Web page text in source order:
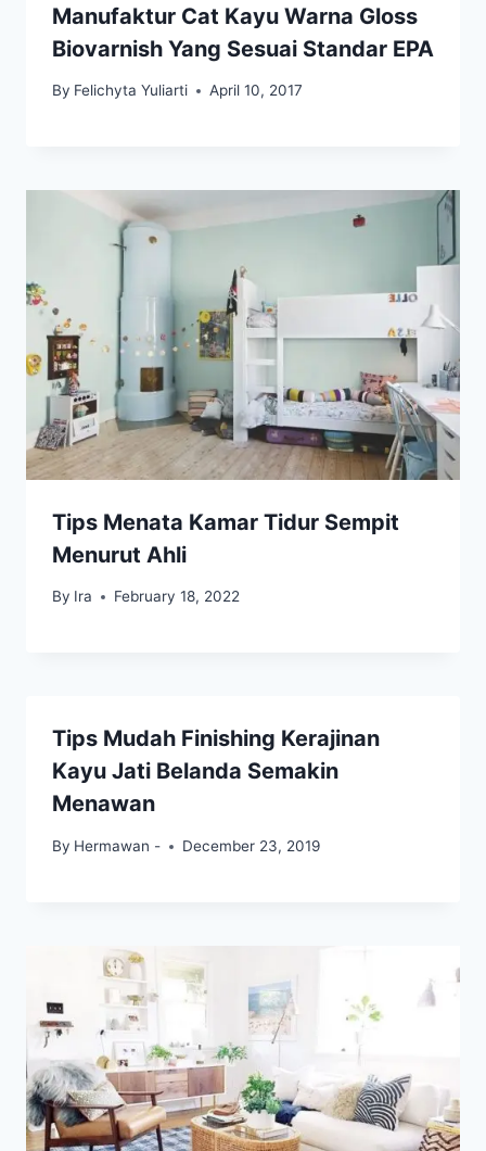
Manufaktur Cat Kayu Warna Gloss
Biovarnish Yang Sesuai Standar EPA
By Felichyta Yuliarti April 10, 2017
Tips Menata Kamar Tidur Sempit
Menurut Ahli
By Ira February 18, 2022
Tips Mudah Finishing Kerajinan
Kayu Jati Belanda Semakin
Menawan
By Hermawan - December 23, 2019